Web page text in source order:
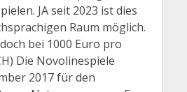
JA seit 2023 ist dies
Raum möglich.
bei 1000 Euro pro
Die Novolinespiele
2017 für den